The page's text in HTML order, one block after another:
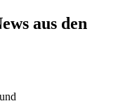
aus den